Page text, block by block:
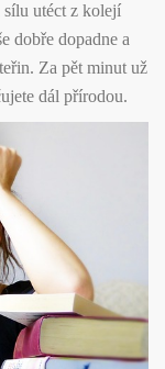
sílu utéct z kolejí
dobře dopadne a
Za pět minut už
dál přírodou.